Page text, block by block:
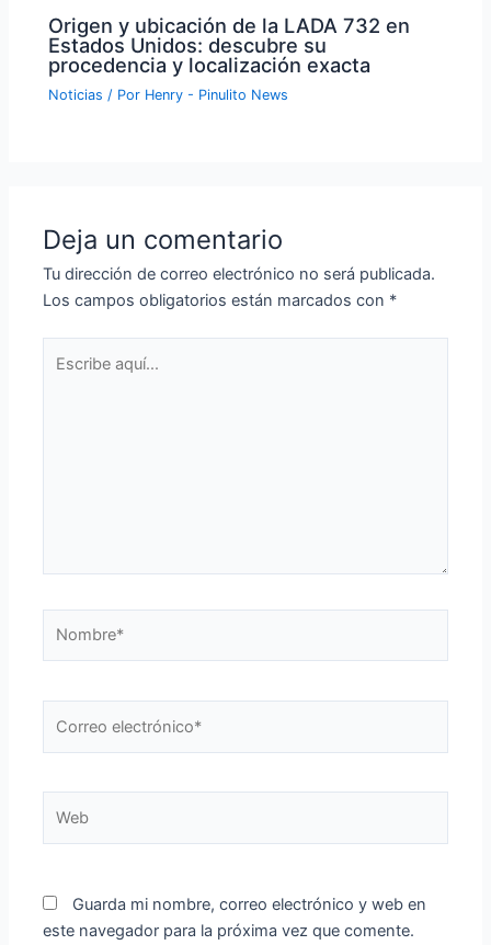
Origen y ubicación de la LADA 732 en
Estados Unidos: descubre su
procedencia y localización exacta
Noticias / Por Henry - Pinulito News
Deja un comentario
Tu dirección de correo electrónico no será publicada.
Los campos obligatorios están marcados con *
aquí...
electrónico*
Guarda mi nombre, correo electrónico y web en
este navegador para la próxima vez que comente.